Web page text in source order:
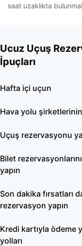
saat uzaklıkta
Ucuz Uçuş
İpuçları
Hafta içi uçun
Hava yolu
Uçuş rezervasyonu
Bilet
yapın
Son dakika fırsatları
rezervasyon yapın
Kredi kartıyla ödeme
yolları